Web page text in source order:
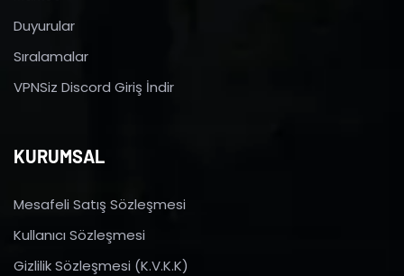
Duyurular
Sıralamalar
VPNSiz Discord Giriş İndir
KURUMSAL
Mesafeli Satış Sözleşmesi
Kullanıcı Sözleşmesi
Gizlilik Sözleşmesi (K.V.K.K)